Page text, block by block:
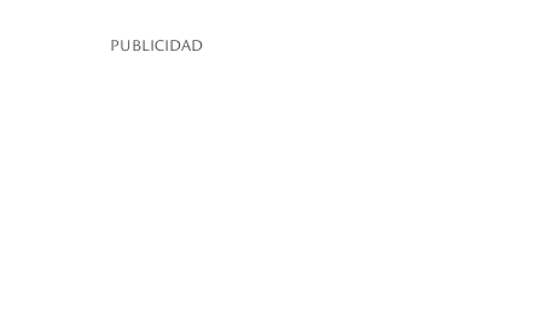
PUBLICIDAD